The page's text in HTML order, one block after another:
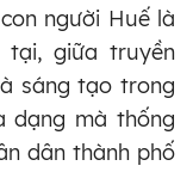
người Huế là
giữa truyền
sáng tạo trong
dạng mà thống
dân thành phố